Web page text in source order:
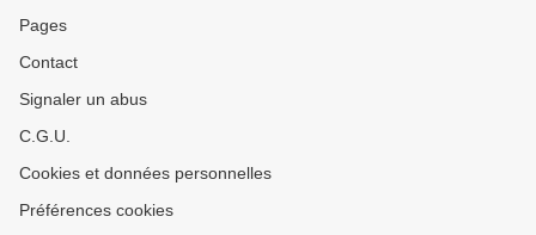
Pages
Contact
Signaler un abus
C.G.U.
Cookies et données personnelles
Préférences cookies